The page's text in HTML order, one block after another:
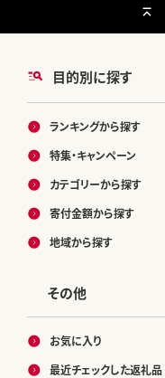
目的別に探す
ランキングから探す
特集・キャンペーン
カテゴリーから探す
寄付金額から探す
地域から探す
その他
お気に入り
最近チェックした返礼品